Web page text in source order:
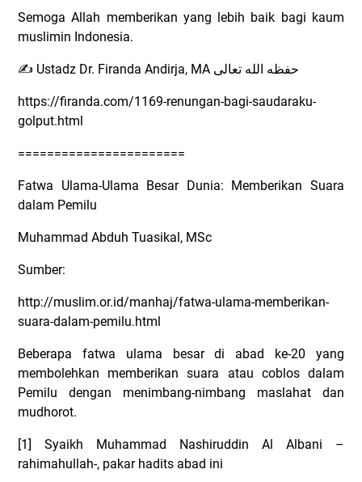
Semoga Allah memberikan yang lebih baik bagi kaum
muslimin Indonesia.
✍ Ustadz Dr. Firanda Andirja, MA حفظه الله تعالى
https://firanda.com/1169-renungan-bagi-saudaraku-
golput.html
=======================
Fatwa Ulama-Ulama Besar Dunia: Memberikan Suara
dalam Pemilu
Muhammad Abduh Tuasikal, MSc
Sumber:
http://muslim.or.id/manhaj/fatwa-ulama-memberikan-
suara-dalam-pemilu.html
Beberapa fatwa ulama besar di abad ke-20 yang
membolehkan memberikan suara atau coblos dalam
Pemilu dengan menimbang-nimbang maslahat dan
mudhorot.
[1] Syaikh Muhammad Nashiruddin Al Albani –
rahimahullah-, pakar hadits abad ini